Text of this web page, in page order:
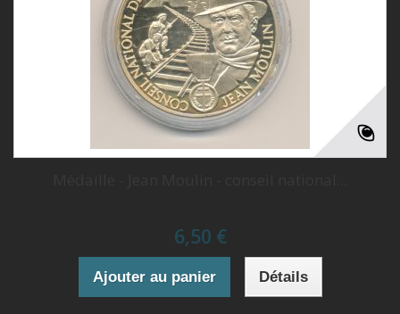
6,50 €
Ajouter au panier Détails